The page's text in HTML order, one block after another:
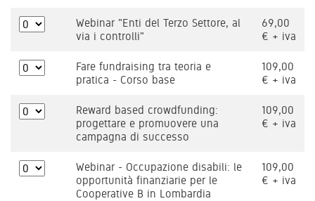
Webinar "Enti del Terzo Settore, al
via i controlli"
69,00
€ + iva
Fare fundraising tra teoria e
pratica - Corso base
109,00
€ + iva
Reward based crowdfunding:
progettare e promuovere una
campagna di successo
109,00
€ + iva
Webinar - Occupazione disabili: le
opportunità finanziarie per le
Cooperative B in Lombardia
109,00
€ + iva